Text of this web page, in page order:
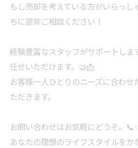
もし売却を考えている方がいらっし
ちに是非ご相談ください！
経験豊富なスタッフがサポートしま
任せいただけます。🤝📩
お客様一人ひとりのニーズに合わせ
ただきます。
お問い合わせはお気軽にどうぞ。
あなたの理想のライフスタイルをか